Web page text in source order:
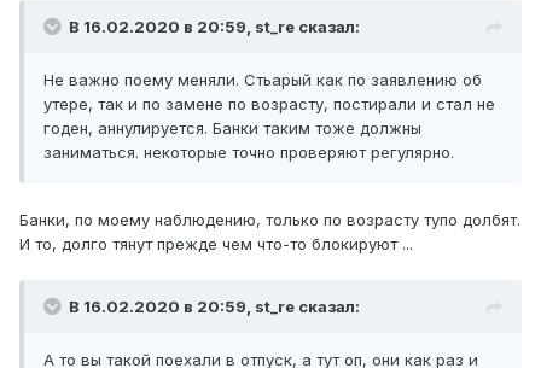
В 16.02.2020 в 20:59, st_re сказал:
Не важно поему меняли. Стьарый как по заявлению об
утере, так и по замене по возрасту, постирали и стал не
годен, аннулируется. Банки таким тоже должны
заниматься. некоторые точно проверяют регулярно.
Банки, по моему наблюдению, только по возрасту тупо долбят.
И то, долго тянут прежде чем что-то блокируют ...
В 16.02.2020 в 20:59, st_re сказал:
А то вы такой поехали в отпуск, а тут оп, они как раз и